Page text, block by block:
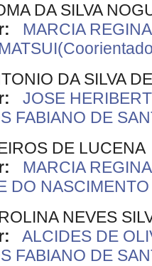
DA SILVA
MARCIA
DA SILVA
JOSE
FABIANO DE
DE LUCENA
MARCIA
DO
NEVES
ALCIDES DE
FABIANO DE